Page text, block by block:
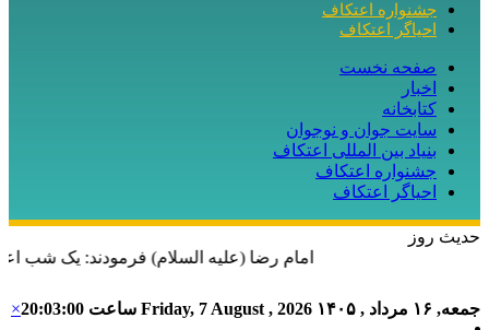
جشنواره اعتکاف
احیاگر اعتکاف
صفحه نخست
اخبار
کتابخانه
سایت جوان و نوجوان
بنیاد بین المللی اعتکاف
جشنواره اعتکاف
احیاگر اعتکاف
حدیث روز
امام رضا (علیه السلام) فرمودند: یک شب
جمعه, ۱۶ مرداد , ۱۴۰۵ Friday, 7 August , 2026 ساعت 20:03:01
×